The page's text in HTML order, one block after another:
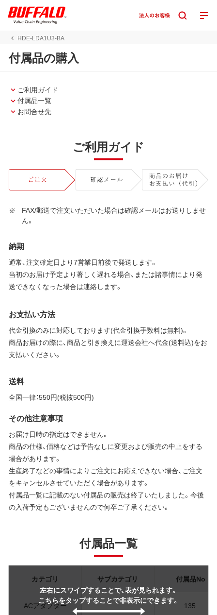
HDE-LDA1U3-BA
付属品の購入
ご利用ガイド
付属品一覧
お問合せ先
ご利用ガイド
FAX/郵送で注文いただいた場合は確認メールはお送りしませ
ん。
納期
通常、注文確定日より7営業日前後で発送します。
当初のお届け予定より著しく遅れる場合、または諸事情により発
送できなくなった場合は連絡します。
お支払い方法
代金引換のみに対応しております(代金引換手数料は無料)。
商品お届けの際に、商品と引き換えに運送会社へ代金(送料込)をお
支払いください。
送料
全国一律：550円(税抜500円)
その他注意事項
お届け日時の指定はできません。
商品の仕様、価格などは予告なしに変更および販売の中止をする
場合があります。
生産終了などの事情によりご注文にお応えできない場合、ご注文
をキャンセルさせていただく場合があります。
付属品一覧に記載のない付属品の販売は終了いたしました。今後
の入荷予定もございませんので何卒ご了承ください。
付属品一覧
左右にスワイプすることで、表が見られます。
こちらをタップすることで非表示にできます。
カテゴリ サブカテゴリ 付属品No
ACアダプター 135